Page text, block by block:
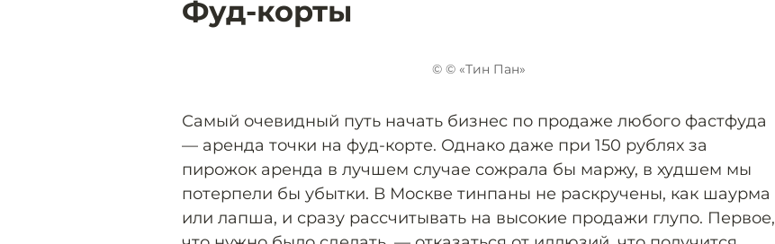
Фуд-корты
© © «Тин Пан»
Самый очевидный путь начать бизнес по продаже любого фастфуда
— аренда точки на фуд-корте. Однако даже при 150 рублях за
пирожок аренда в лучшем случае сожрала бы маржу, в худшем мы
потерпели бы убытки. В Москве тинпаны не раскручены, как шаурма
или лапша, и сразу рассчитывать на высокие продажи глупо. Первое,